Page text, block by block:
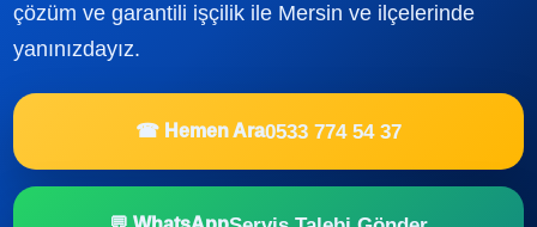
çözüm ve garantili işçilik ile Mersin ve ilçelerinde
yanınızdayız.
☎ Hemen Ara0533 774 54 37